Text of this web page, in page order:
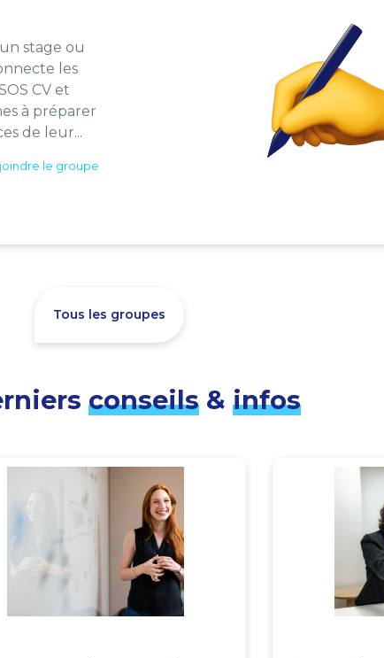
stage ou
les
CV et
à préparer
de leur...
le groupe
Tous les groupes
conseils & infos